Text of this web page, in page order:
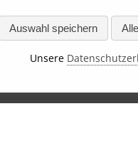
Auswahl speichern
Unsere